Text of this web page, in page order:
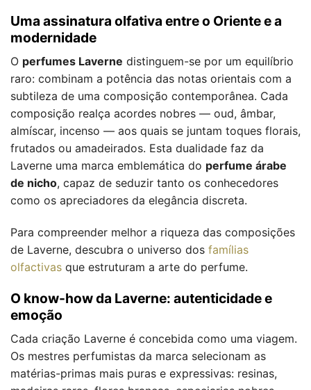
Uma assinatura olfativa entre o Oriente e a
modernidade
O perfumes Laverne distinguem-se por um equilíbrio
raro: combinam a potência das notas orientais com a
subtileza de uma composição contemporânea. Cada
composição realça acordes nobres — oud, âmbar,
almíscar, incenso — aos quais se juntam toques florais,
frutados ou amadeirados. Esta dualidade faz da
Laverne uma marca emblemática do perfume árabe
de nicho, capaz de seduzir tanto os conhecedores
como os apreciadores da elegância discreta.
Para compreender melhor a riqueza das composições
de Laverne, descubra o universo dos famílias
olfactivas que estruturam a arte do perfume.
O know-how da Laverne: autenticidade e
emoção
Cada criação Laverne é concebida como uma viagem.
Os mestres perfumistas da marca selecionam as
matérias-primas mais puras e expressivas: resinas,